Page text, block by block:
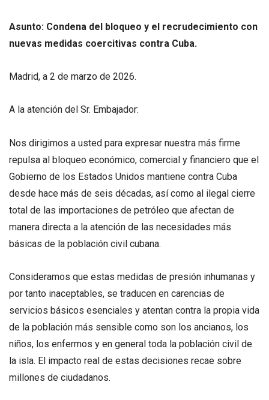
Asunto: Condena del bloqueo y el recrudecimiento con
nuevas medidas coercitivas contra Cuba.
Madrid, a 2 de marzo de 2026.
A la atención del Sr. Embajador:
Nos dirigimos a usted para expresar nuestra más firme
repulsa al bloqueo económico, comercial y financiero que el
Gobierno de los Estados Unidos mantiene contra Cuba
desde hace más de seis décadas, así como al ilegal cierre
total de las importaciones de petróleo que afectan de
manera directa a la atención de las necesidades más
básicas de la población civil cubana.
Consideramos que estas medidas de presión inhumanas y
por tanto inaceptables, se traducen en carencias de
servicios básicos esenciales y atentan contra la propia vida
de la población más sensible como son los ancianos, los
niños, los enfermos y en general toda la población civil de
la isla. El impacto real de estas decisiones recae sobre
millones de ciudadanos.